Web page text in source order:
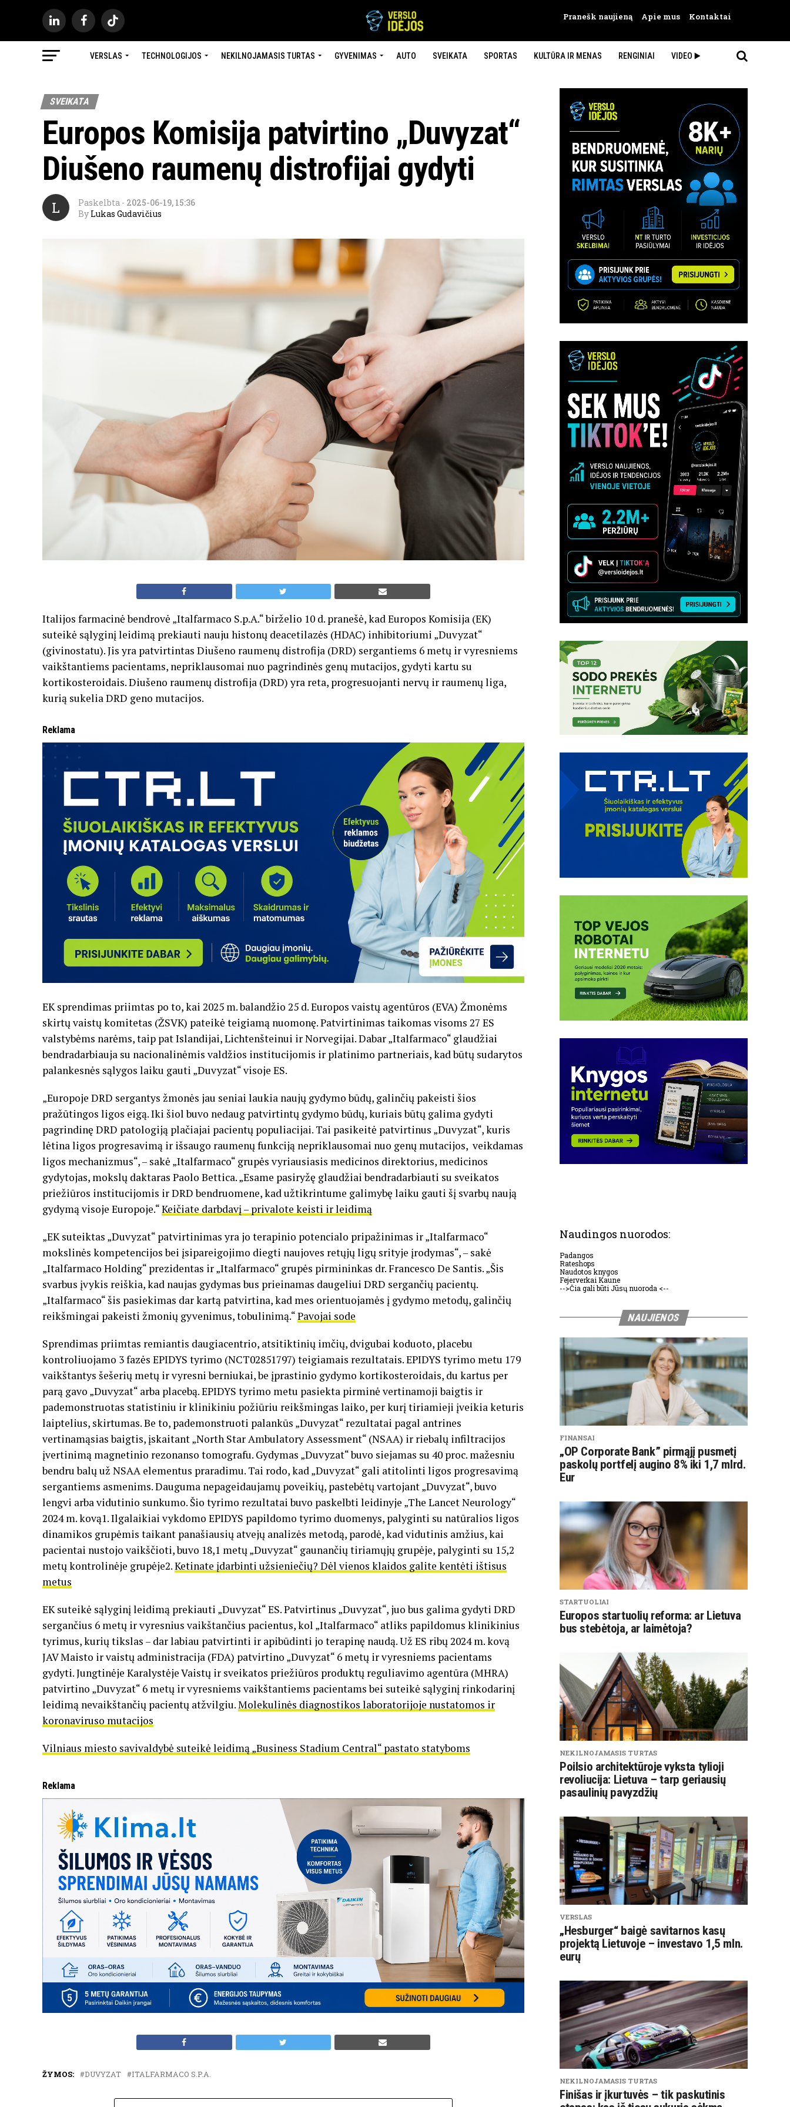
Pranešk naujieną Apie mus Kontaktai
VERSLAS TECHNOLOGIJOS NEKILNOJAMASIS TURTAS GYVENIMAS AUTO SVEIKATA SPORTAS KULTŪRA IR MENAS RENGINIAI VIDEO ▶️
SVEIKATA
Europos Komisija patvirtino „Duvyzat“
Diušeno raumenų distrofijai gydyti
L Paskelbta - 2025-06-19, 15:36
By Lukas Gudavičius
Italijos farmacinė bendrovė „Italfarmaco S.p.A.“ birželio 10 d. pranešė, kad Europos Komisija (EK)
suteikė sąlyginį leidimą prekiauti nauju histonų deacetilazės (HDAC) inhibitoriumi „Duvyzat“
(givinostatu). Jis yra patvirtintas Diušeno raumenų distrofija (DRD) sergantiems 6 metų ir vyresniems
vaikštantiems pacientams, nepriklausomai nuo pagrindinės genų mutacijos, gydyti kartu su
kortikosteroidais. Diušeno raumenų distrofija (DRD) yra reta, progresuojanti nervų ir raumenų liga,
kurią sukelia DRD geno mutacijos.
Reklama
EK sprendimas priimtas po to, kai 2025 m. balandžio 25 d. Europos vaistų agentūros (EVA) Žmonėms
skirtų vaistų komitetas (ŽSVK) pateikė teigiamą nuomonę. Patvirtinimas taikomas visoms 27 ES
valstybėms narėms, taip pat Islandijai, Lichtenšteinui ir Norvegijai. Dabar „Italfarmaco“ glaudžiai
bendradarbiauja su nacionalinėmis valdžios institucijomis ir platinimo partneriais, kad būtų sudarytos
palankesnės sąlygos laiku gauti „Duvyzat“ visoje ES.
„Europoje DRD sergantys žmonės jau seniai laukia naujų gydymo būdų, galinčių pakeisti šios
pražūtingos ligos eigą. Iki šiol buvo nedaug patvirtintų gydymo būdų, kuriais būtų galima gydyti
pagrindinę DRD patologiją plačiajai pacientų populiacijai. Tai pasikeitė patvirtinus „Duvyzat“, kuris
lėtina ligos progresavimą ir išsaugo raumenų funkciją nepriklausomai nuo genų mutacijos, veikdamas
ligos mechanizmus“, – sakė „Italfarmaco“ grupės vyriausiasis medicinos direktorius, medicinos
gydytojas, mokslų daktaras Paolo Bettica. „Esame pasiryžę glaudžiai bendradarbiauti su sveikatos
priežiūros institucijomis ir DRD bendruomene, kad užtikrintume galimybę laiku gauti šį svarbų naują
gydymą visoje Europoje.“Keičiate darbdavį – privalote keisti ir leidimą
„EK suteiktas „Duvyzat“ patvirtinimas yra jo terapinio potencialo pripažinimas ir „Italfarmaco“
mokslinės kompetencijos bei įsipareigojimo diegti naujoves retųjų ligų srityje įrodymas“, – sakė
„Italfarmaco Holding“ prezidentas ir „Italfarmaco“ grupės pirmininkas dr. Francesco De Santis. „Šis
svarbus įvykis reiškia, kad naujas gydymas bus prieinamas daugeliui DRD sergančių pacientų.
„Italfarmaco“ šis pasiekimas dar kartą patvirtina, kad mes orientuojamės į gydymo metodų, galinčių
reikšmingai pakeisti žmonių gyvenimus, tobulinimą.“Pavojai sode
Sprendimas priimtas remiantis daugiacentrio, atsitiktinių imčių, dvigubai koduoto, placebu
kontroliuojamo 3 fazės EPIDYS tyrimo (NCT02851797) teigiamais rezultatais. EPIDYS tyrimo metu 179
vaikštantys šešerių metų ir vyresni berniukai, be įprastinio gydymo kortikosteroidais, du kartus per
parą gavo „Duvyzat“ arba placebą. EPIDYS tyrimo metu pasiekta pirminė vertinamoji baigtis ir
pademonstruotas statistiniu ir klinikiniu požiūriu reikšmingas laiko, per kurį tiriamieji įveikia keturis
laiptelius, skirtumas. Be to, pademonstruoti palankūs „Duvyzat“ rezultatai pagal antrines
vertinamąsias baigtis, įskaitant „North Star Ambulatory Assessment“ (NSAA) ir riebalų infiltracijos
įvertinimą magnetinio rezonanso tomografu. Gydymas „Duvyzat“ buvo siejamas su 40 proc. mažesniu
bendru balų už NSAA elementus praradimu. Tai rodo, kad „Duvyzat“ gali atitolinti ligos progresavimą
sergantiems asmenims. Dauguma nepageidaujamų poveikių, pastebėtų vartojant „Duvyzat“, buvo
lengvi arba vidutinio sunkumo. Šio tyrimo rezultatai buvo paskelbti leidinyje „The Lancet Neurology“
2024 m. kovą1. Ilgalaikiai vykdomo EPIDYS papildomo tyrimo duomenys, palyginti su natūralios ligos
dinamikos grupėmis taikant panašiausių atvejų analizės metodą, parodė, kad vidutinis amžius, kai
pacientai nustojo vaikščioti, buvo 18,1 metų „Duvyzat“ gaunančių tiriamųjų grupėje, palyginti su 15,2
metų kontrolinėje grupėje2.Ketinate įdarbinti užsieniečių? Dėl vienos klaidos galite kentėti ištisus
metus
EK suteikė sąlyginį leidimą prekiauti „Duvyzat“ ES. Patvirtinus „Duvyzat“, juo bus galima gydyti DRD
sergančius 6 metų ir vyresnius vaikštančius pacientus, kol „Italfarmaco“ atliks papildomus klinikinius
tyrimus, kurių tikslas – dar labiau patvirtinti ir apibūdinti jo terapinę naudą. Už ES ribų 2024 m. kovą
JAV Maisto ir vaistų administracija (FDA) patvirtino „Duvyzat“ 6 metų ir vyresniems pacientams
gydyti. Jungtinėje Karalystėje Vaistų ir sveikatos priežiūros produktų reguliavimo agentūra (MHRA)
patvirtino „Duvyzat“ 6 metų ir vyresniems vaikštantiems pacientams bei suteikė sąlyginį rinkodarinį
leidimą nevaikštančių pacientų atžvilgiu.Molekulinės diagnostikos laboratorijoje nustatomos ir
koronaviruso mutacijos
Vilniaus miesto savivaldybė suteikė leidimą „Business Stadium Central“ pastato statyboms
Reklama
ŽYMOS: DUVYZAT ITALFARMACO S.P.A.
Naudingos nuorodos:
Padangos
Rateshops
Naudotos knygos
Fejerverkai Kaune
-->Čia gali būti Jūsų nuoroda <--
NAUJIENOS
FINANSAI
„OP Corporate Bank” pirmąjį pusmetį
paskolų portfelį augino 8% iki 1,7 mlrd.
Eur
STARTUOLIAI
Europos startuolių reforma: ar Lietuva
bus stebėtoja, ar laimėtoja?
NEKILNOJAMASIS TURTAS
Poilsio architektūroje vyksta tylioji
revoliucija: Lietuva – tarp geriausių
pasaulinių pavyzdžių
VERSLAS
„Hesburger“ baigė savitarnos kasų
projektą Lietuvoje – investavo 1,5 mln.
eurų
NEKILNOJAMASIS TURTAS
Finišas ir įkurtuvės – tik paskutinis